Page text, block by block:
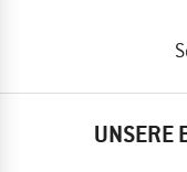
UNSERE